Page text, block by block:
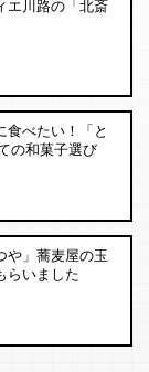
エ川路の「北斎
食べたい！「と
の和菓子選び
や」蕎麦屋の玉
らいました